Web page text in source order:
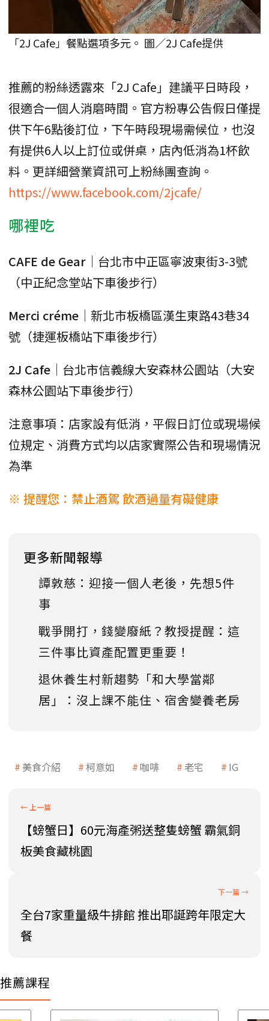
「2J Cafe」餐點選項多元。 圖／2J Cafe提供
推薦的粉絲透露來「2J Cafe」建議平日時段，
很適合一個人消磨時間。官方粉專公告假日僅提
供下午6點後訂位，下午時段現場需候位，也沒
有提供6人以上訂位或併桌，店內低消為1杯飲
料。更詳細營業資訊可上粉絲團查詢。
https://www.facebook.com/2jcafe/
哪裡吃
CAFE de Gear ｜台北市中正區寧波東街3-3號
（中正紀念堂站下車後步行）
Merci créme ｜新北市板橋區漢生東路43巷34
號（捷運板橋站下車後步行）
2J Cafe ｜台北市信義線大安森林公園站（大安
森林公園站下車後步行）
注意事項：店家設有低消，平假日訂位或現場候
位規定、消費方式均以店家實際公告和現場情況
為準
※ 提醒您：禁止酒駕 飲酒過量有礙健康
更多新聞報導
譚敦慈：迎接一個人老後，先想5件
事
戰爭開打，錢變廢紙？教授提醒：這
三件事比資產配置更重要！
退休養生村新趨勢「和大學當鄰
居」：沒上課不能住、宿舍變養老房
美食介紹 柯意如 咖啡 老宅 IG
【螃蟹日】60元海產粥送整隻螃蟹 霸氣銅
板美食藏桃園
全台7家重量級牛排館 推出耶誕跨年限定大
餐
推薦課程